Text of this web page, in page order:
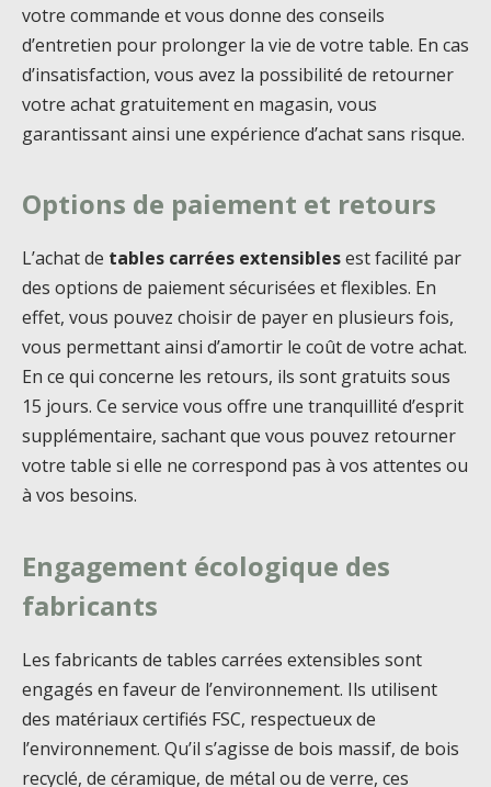
votre commande et vous donne des conseils
d’entretien pour prolonger la vie de votre table. En cas
d’insatisfaction, vous avez la possibilité de retourner
votre achat gratuitement en magasin, vous
garantissant ainsi une expérience d’achat sans risque.
Options de paiement et retours
L’achat de tables carrées extensiblesest facilité par
des options de paiement sécurisées et flexibles. En
effet, vous pouvez choisir de payer en plusieurs fois,
vous permettant ainsi d’amortir le coût de votre achat.
En ce qui concerne les retours, ils sont gratuits sous
15 jours. Ce service vous offre une tranquillité d’esprit
supplémentaire, sachant que vous pouvez retourner
votre table si elle ne correspond pas à vos attentes ou
à vos besoins.
Engagement écologique des
fabricants
Les fabricants de tables carrées extensibles sont
engagés en faveur de l’environnement. Ils utilisent
des matériaux certifiés FSC, respectueux de
l’environnement. Qu’il s’agisse de bois massif, de bois
recyclé, de céramique, de métal ou de verre, ces